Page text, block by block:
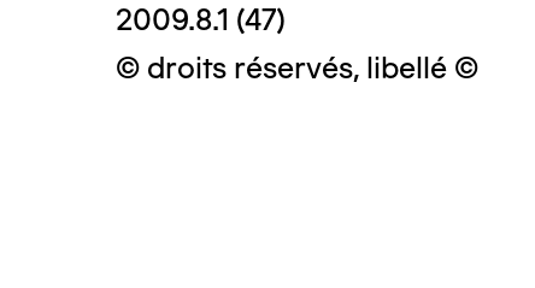
2009.8.1 (47)
© droits réservés, libellé ©